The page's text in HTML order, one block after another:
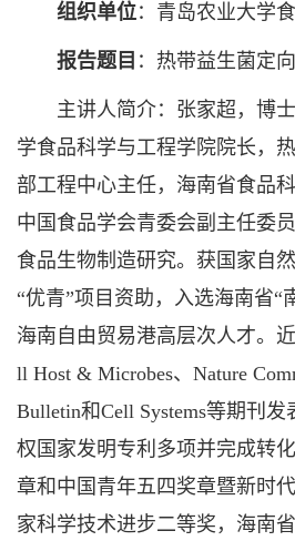
组织单位：青岛农业大学
报告题目 ：热带益生菌定
主讲人简介：张家超，博
学食品科学与工程学院院长，
部工程中心主任，海南省食品
中国食品学会青委会副主任委
食品生物制造研究。获国家自
“优青”项目资助，入选海南省“
海南自由贸易港高层次人才。
ll Host & Microbes、Nature
Bulletin和Cell Systems等期刊
权国家发明专利多项并完成转
章和中国青年五四奖章暨新时
家科学技术进步二等奖，海南